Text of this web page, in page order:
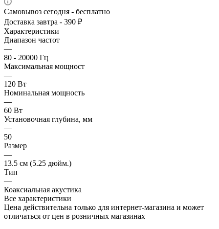
Самовывоз сегодня - бесплатно
Доставка завтра - 390 ₽
Характеристики
Диапазон частот
—
80 - 20000 Гц
Максимальная мощност
—
120 Вт
Номинальная мощность
—
60 Вт
Установочная глубина, мм
—
50
Размер
—
13.5 см (5.25 дюйм.)
Тип
—
Коаксиальная акустика
Все характеристики
Цена действительна только для интернет-магазина и может
отличаться от цен в розничных магазинах